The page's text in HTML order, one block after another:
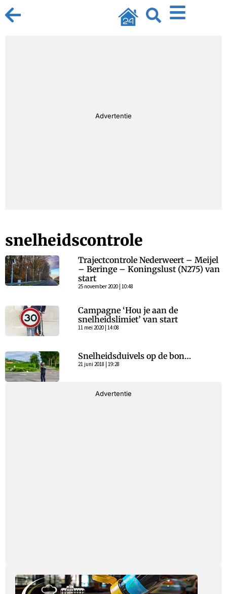
Advertentie
snelheidscontrole
Trajectcontrole Nederweert – Meijel
– Beringe – Koningslust (N275) van
start
25 november 2020 | 10:48
Campagne ‘Hou je aan de
snelheidslimiet’ van start
11 mei 2020 | 14:08
Snelheidsduivels op de bon…
21 juni 2018 | 19:28
Advertentie